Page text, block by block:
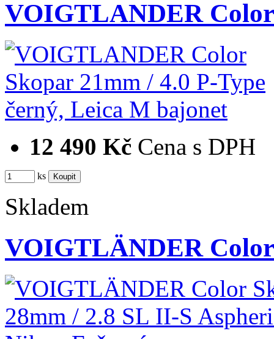
VOIGTLANDER
12 490 Kč Cena s DPH
ks
Skladem
VOIGTLÄNDER